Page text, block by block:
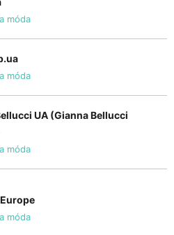
móda
móda
UA (Gianna Bellucci
móda
móda